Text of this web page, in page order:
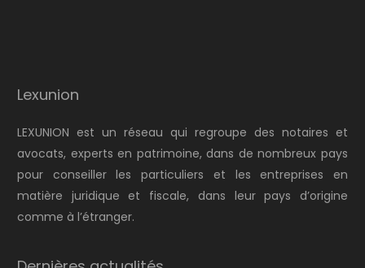
Lexunion
LEXUNION est un réseau qui regroupe des notaires et
avocats, experts en patrimoine, dans de nombreux pays
pour conseiller les particuliers et les entreprises en
matière juridique et fiscale, dans leur pays d’origine
comme à l’étranger.